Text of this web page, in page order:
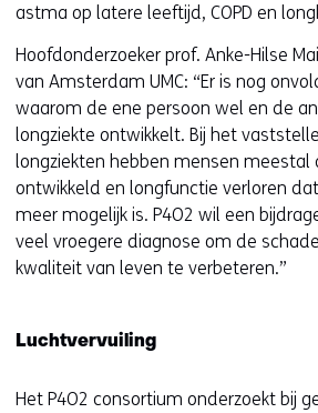
astma op latere leeftijd, COPD en
Hoofdonderzoeker prof. Anke-Hilse
van Amsterdam UMC: “Er is nog
waarom de ene persoon wel en de
longziekte ontwikkelt. Bij het
longziekten hebben mensen meestal
ontwikkeld en longfunctie verloren
meer mogelijk is. P4O2 wil een
veel vroegere diagnose om de
kwaliteit van leven te verbeteren.”
Luchtvervuiling
Het P4O2 consortium onderzoekt bij